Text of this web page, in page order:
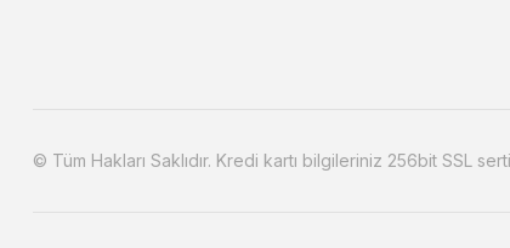
© Tüm Hakları Saklıdır. Kredi kartı bilgileriniz 256bit SSL